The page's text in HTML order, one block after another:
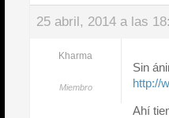
25 abril, 2014 a las
Kharma
Miembro
Sin
http://
Ahí